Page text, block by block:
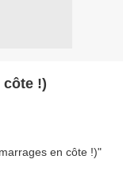
côte !)